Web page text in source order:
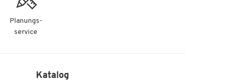
Planungs-
service
Katalog